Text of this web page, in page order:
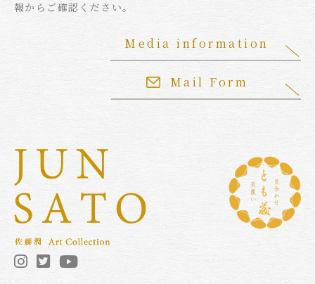
報からご確認ください。
Mail Form
Media information